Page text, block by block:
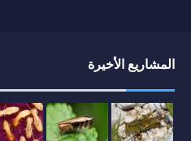
المشاريع الأخيرة